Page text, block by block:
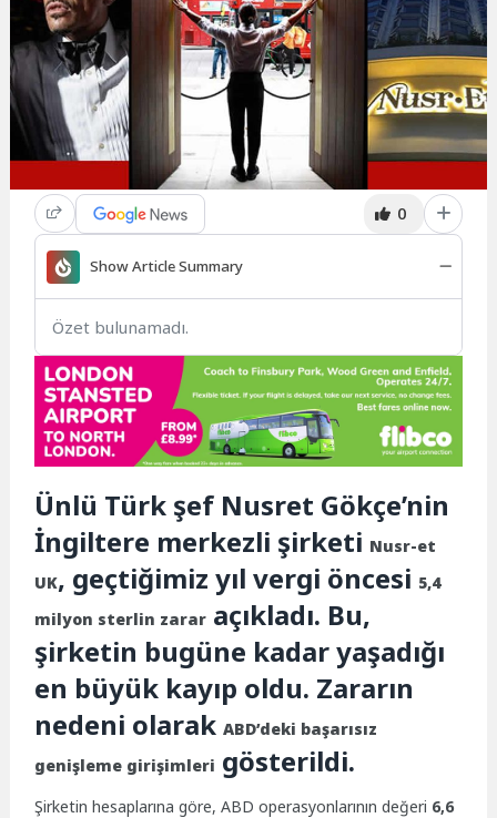
0
Show Article Summary
Özet bulunamadı.
Ünlü Türk şef Nusret Gökçe’nin
İngiltere merkezli şirketi Nusr-et
UK, geçtiğimiz yıl vergi öncesi 5,4
milyon sterlin zarar açıkladı. Bu,
şirketin bugüne kadar yaşadığı
en büyük kayıp oldu. Zararın
nedeni olarakABD’deki başarısız
genişleme girişimleri gösterildi.
Şirketin hesaplarına göre, ABD operasyonlarının değeri 6,6